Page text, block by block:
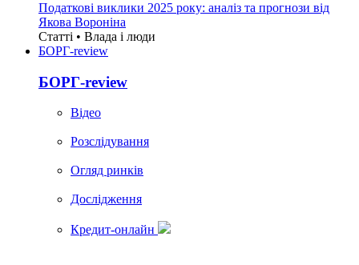
Податкові виклики 2025 року: аналіз та прогнози від
Якова Вороніна
Статті • Влада i люди
БОРГ-review
БОРГ-review
Вiдео
Розслідування
Огляд ринків
Дослідження
Кредит-онлайн